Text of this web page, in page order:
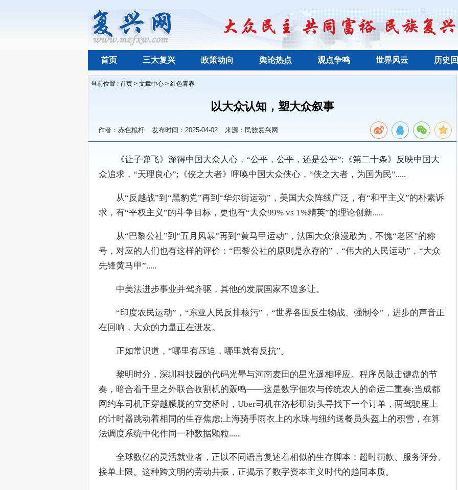
首页 三大复兴 政策动向 舆论热点 观点争鸣 世界风云 历史
当前位置 : 首页 > 文章中心 > 红色青春
以大众认知，塑大众叙事
作者：赤色桅杆 发布时间：2025-04-02 来源：民族复兴网
《让子弹飞》深得中国大众人心，“公平，公平，还是公平”;《第二十条》反映中国大
众追求，“天理良心”;《侠之大者》呼唤中国大众侠心，“侠之大者，为国为民”.....
从“反越战”到“黑豹党”再到“华尔街运动”，美国大众阵线广泛，有“和平主义”的朴素诉
求，有“平权主义”的斗争目标，更也有“大众99% vs 1%精英”的理论创新.....
从“巴黎公社”到“五月风暴”再到“黄马甲运动”，法国大众浪漫敢为，不愧“老区”的称
号，对应的人们也有这样的评价：“巴黎公社的原则是永存的”，“伟大的人民运动”，“大众
先锋黄马甲”.....
中美法进步事业并驾齐驱，其他的发展国家不遑多让。
“印度农民运动”，“东亚人民反排核污”，“世界各国反生物战、强制令”，进步的声音正
在回响，大众的力量正在迸发。
正如常识道，“哪里有压迫，哪里就有反抗”。
黎明时分，深圳科技园的代码光晕与河南麦田的星光遥相呼应。程序员敲击键盘的节
奏，暗合着千里之外联合收割机的轰鸣——这是数字佃农与传统农人的命运二重奏;当成都
网约车司机正穿越朦胧的立交桥时，Uber司机在洛杉矶街头寻找下一个订单，两驾驶座上
的计时器跳动着相同的生存焦虑;上海骑手雨衣上的水珠与纽约送餐员头盔上的积雪，在算
法调度系统中化作同一种数据颗粒.....
全球数亿的灵活就业者，正以不同语言复述着相似的生存脚本：超时罚款、服务评分、
接单上限。这种跨文明的劳动共振，正揭示了数字资本主义时代的趋同本质。